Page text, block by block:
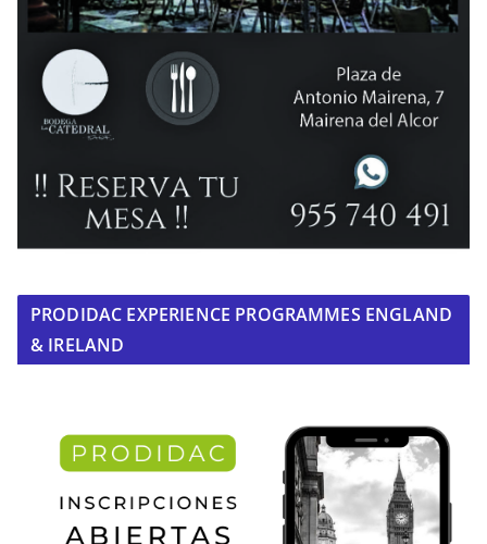
PRODIDAC EXPERIENCE PROGRAMMES ENGLAND
& IRELAND